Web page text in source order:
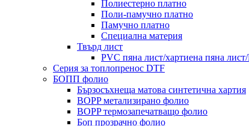
Полиестерно платно
Поли-памучно платно
Памучно платно
Специална материя
Твърд лист
PVC пяна лист/хартиена пяна
Серия за топлопренос DTF
БОПП фолио
Бързосъхнеща матова синтетична хартия
BOPP метализирано фолио
BOPP термозапечатващо фолио
Боп прозрачно фолио